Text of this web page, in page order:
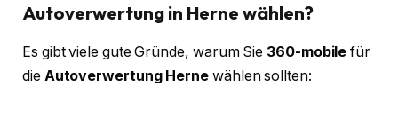
Autoverwertung in Herne wählen?
Es gibt viele gute Gründe, warum Sie 360-mobile für
die Autoverwertung Herne wählen sollten: